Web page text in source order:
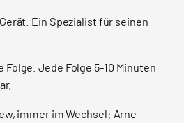
Ein Spezialist für seinen
Folge. Jede Folge 5-10 Minuten
immer im Wechsel: Arne